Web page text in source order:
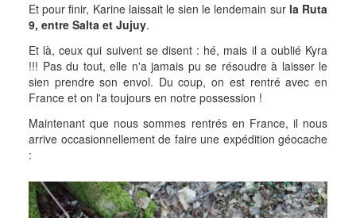
Et pour finir, Karine laissait le sien le lendemain surla Ruta
9, entre Salta et Jujuy.
Et là, ceux qui suivent se disent : hé, mais il a oublié Kyra
!!! Pas du tout, elle n'a jamais pu se résoudre à laisser le
sien prendre son envol. Du coup, on est rentré avec en
France et on l'a toujours en notre possession !
Maintenant que nous sommes rentrés en France, il nous
arrive occasionnellement de faire une expédition géocache
: